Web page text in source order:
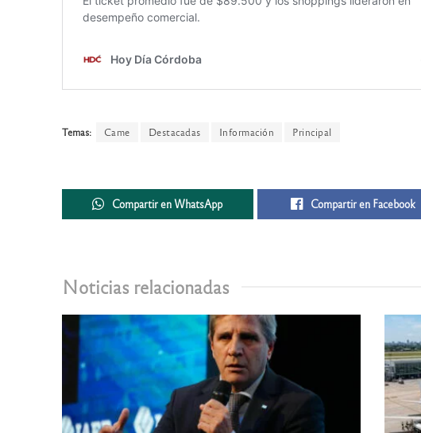
Temas: Came Destacadas Información Principal
Compartir en WhatsApp Compartir en Facebook
Noticias relacionadas